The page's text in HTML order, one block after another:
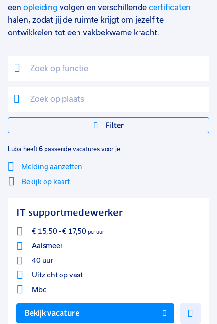
een opleiding volgen en verschillende certificaten
halen, zodat jij de ruimte krijgt om jezelf te
ontwikkelen tot een vakbekwame kracht.
Filter
Luba heeft 6 passende vacatures voor je
Melding aanzetten
Bekijk op kaart
Filter
Sluiten
IT supportmedewerker
€ 15,50- € 17,50 per uur
Aalsmeer
40 uur
Uitzicht op vast
Mbo
Bekijk vacature